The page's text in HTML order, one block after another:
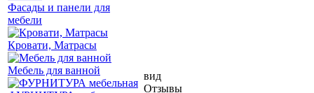
Фасады и панели для
мебели
Кровати, Матрасы
Мебель для ванной
вид
Отзывы